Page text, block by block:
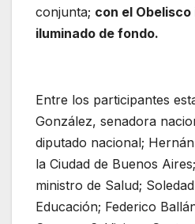
conjunta; con el
iluminado de fondo.
Entre los participantes
González, senadora
diputado nacional;
la Ciudad de Buenos
ministro de Salud;
Educación; Federico